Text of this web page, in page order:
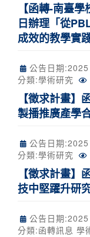
【函轉-南臺
日辦理「從
成效的教學實
公告日期:
分類:學術研究
【徵求計畫
製播推廣產學
公告日期:
分類:學術研究
【徵求計畫
技中堅躍升研
公告日期:
分類:函轉訊息 學